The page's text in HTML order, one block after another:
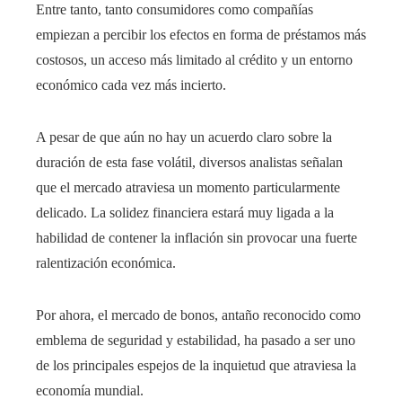
Entre tanto, tanto consumidores como compañías
empiezan a percibir los efectos en forma de préstamos más
costosos, un acceso más limitado al crédito y un entorno
económico cada vez más incierto.
A pesar de que aún no hay un acuerdo claro sobre la
duración de esta fase volátil, diversos analistas señalan
que el mercado atraviesa un momento particularmente
delicado. La solidez financiera estará muy ligada a la
habilidad de contener la inflación sin provocar una fuerte
ralentización económica.
Por ahora, el mercado de bonos, antaño reconocido como
emblema de seguridad y estabilidad, ha pasado a ser uno
de los principales espejos de la inquietud que atraviesa la
economía mundial.